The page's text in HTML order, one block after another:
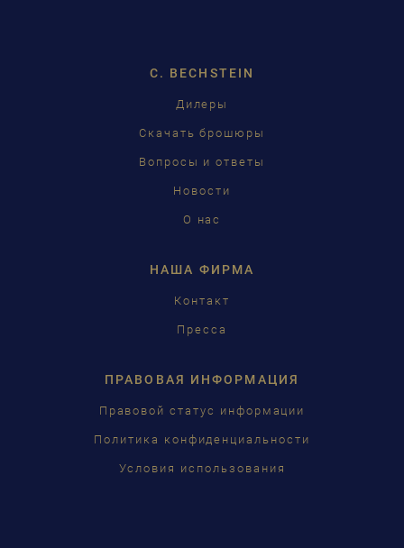
C. BECHSTEIN
Дилеры
Скачать брошюры
Вопросы и ответы
Новости
О нас
НАША ФИРМА
Контакт
Пресса
ПРАВОВАЯ ИНФОРМАЦИЯ
Правовой статус информации
Политика конфиденциальности
Условия использования